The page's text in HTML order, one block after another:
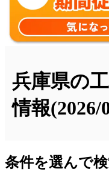
兵庫県の
情報(2026/
条件を選んで